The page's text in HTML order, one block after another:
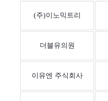
(주)이노믹트리
더블유의원
이유엔 주식회사